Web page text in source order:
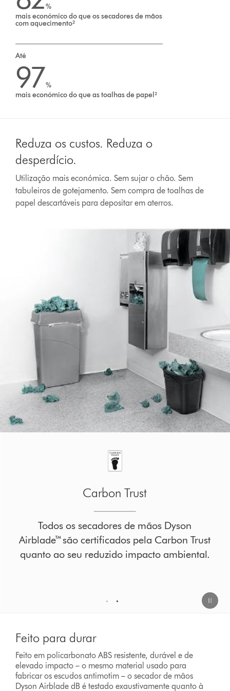
%
mais económico do que os secadores de mãos
com aquecimento²
Até
97%
mais económico do que as toalhas de papel²
Reduza os custos. Reduza o
desperdício.
Utilização mais económica. Sem sujar o chão. Sem
tabuleiros de gotejamento. Sem compra de toalhas de
papel descartáveis para depositar em aterros.
Carbon Trust
Todos os secadores de mãos Dyson
Airblade™ são certificados pela Carbon Trust
quanto ao seu reduzido impacto ambiental.
1 2
Feito para durar
Feito em policarbonato ABS resistente, durável e de
elevado impacto – o mesmo material usado para
fabricar os escudos antimotim – o secador de mãos
Dyson Airblade dB é testado exaustivamente quanto à